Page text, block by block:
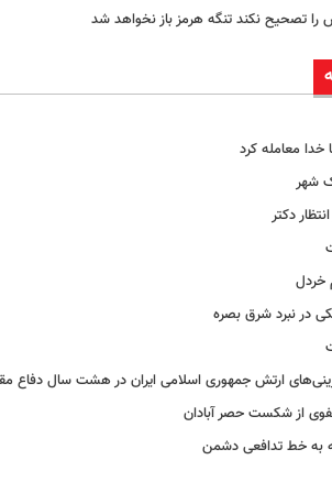
را تصحیح نکند تنگه هرمز باز نخواهد شد
خدا معامله کرد
شهر
دکتر
خردل
در نبرد شرق بصره
ارتش جمهوری اسلامی ایران در هشت سال دفاع
از شکست حصر آبادان